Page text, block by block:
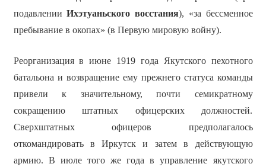
подавленииИхэтуаньского восстания), «за бессменное
пребывание в окопах» (в Первую мировую войну).
Реорганизация в июне 1919 года Якутского пехотного
батальона и возвращение ему прежнего статуса команды
привели к значительному, почти семикратному
сокращению штатных офицерских должностей.
Сверхштатных офицеров предполагалось
откомандировать в Иркутск и затем в действующую
армию. В июле того же года в управление якутского